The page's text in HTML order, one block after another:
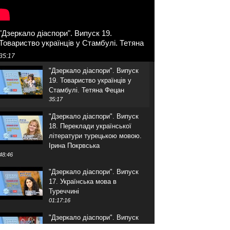
діаспори". Випуск 19.
українців у Стамбулі. Тетяна
Фецан
"Дзеркало діаспори". Випуск
19. Товариство українців у
Стамбулі. Тетяна Фецан
35:17
"Дзеркало діаспори". Випуск
18. Переклади української
літератури турецькою мовою.
Ірина Покрвська
"Дзеркало діаспори". Випуск
17. Українська мова в
Туреччині
01:17:16
"Дзеркало діаспори". Випуск